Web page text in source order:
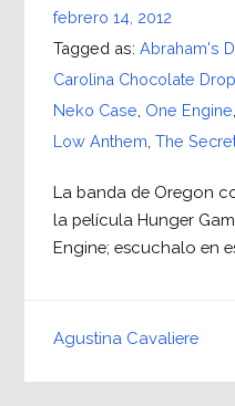
febrero 14, 2012
Tagged as: Abraham's
Carolina Chocolate
Neko Case One Engine
Low Anthem The
La banda de Oregon
la película Hunger
Engine; escuchalo en
Agustina Cavaliere